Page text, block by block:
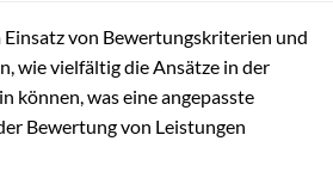
von Bewertungskriterien und
wie vielfältig die Ansätze in der
können, was eine angepasste
Bewertung von Leistungen